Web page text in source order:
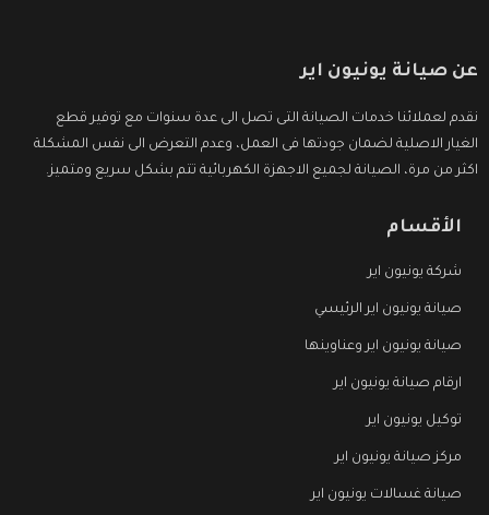
عن صيانة يونيون اير
نقدم لعملائنا خدمات الصيانة التى تصل الى عدة سنوات مع توفير قطع
الغيار الاصلية لضمان جودتها فى العمل، وعدم التعرض الى نفس المشكلة
اكثر من مرة، الصيانة لجميع الاجهزة الكهربائية تتم بشكل سريع ومتميز.
الأقسام
شركة يونيون اير
صيانة يونيون اير الرئيسي
صيانة يونيون اير وعناوينها
ارقام صيانة يونيون اير
توكيل يونيون اير
مركز صيانة يونيون اير
صيانة غسالات يونيون اير